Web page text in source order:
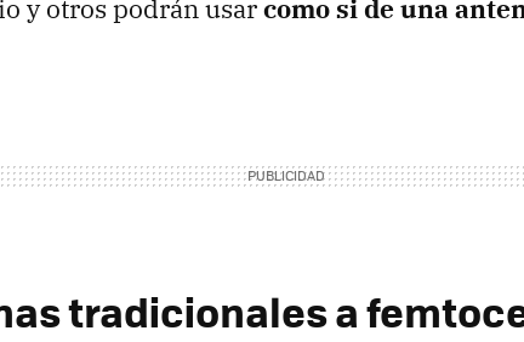
y otros podrán usarcomo si de una
tradicionales a